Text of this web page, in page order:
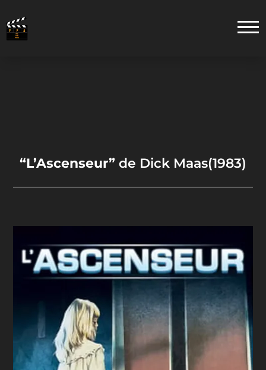
“L’Ascenseur” de Dick Maas(1983)